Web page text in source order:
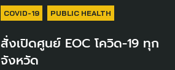
COVID-19 PUBLIC HEALTH
สั่งเปิดศูนย์ EOC โควิด-19 ทุก
จังหวัด